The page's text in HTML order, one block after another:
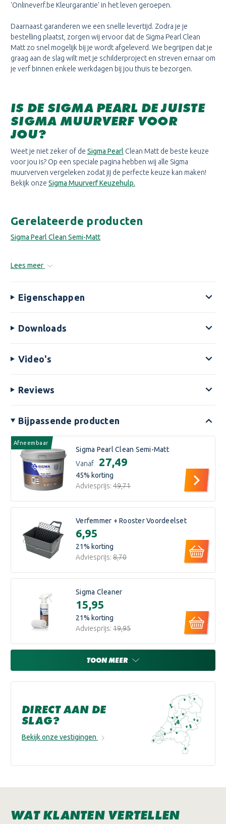
'Onlineverf.be Kleurgarantie' in het leven geroepen.
Daarnaast garanderen we een snelle levertijd. Zodra je je
bestelling plaatst, zorgen wij ervoor dat de Sigma Pearl Clean
Matt zo snel mogelijk bij je wordt afgeleverd. We begrijpen dat je
graag aan de slag wilt met je schilderproject en streven ernaar om
je verf binnen enkele werkdagen bij jou thuis te bezorgen.
IS DE SIGMA PEARL DE JUISTE
SIGMA MUURVERF VOOR
JOU?
Weet je niet zeker of de Sigma Pearl Clean Matt de beste keuze
voor jou is? Op een speciale pagina hebben wij alle Sigma
muurverven vergeleken zodat jij de perfecte keuze kan maken!
Bekijk onze Sigma Muurverf Keuzehulp.
Gerelateerde producten
Sigma Pearl Clean Semi-Matt
Lees meer
Eigenschappen
Downloads
Video's
Reviews
Bijpassende producten
Afneembaar
Sigma Pearl Clean Semi-Matt
Vanaf
€27,49
45% korting
Adviesprijs: €49,71
Verfemmer + Rooster Voordeelset
€6,95
21% korting
Adviesprijs: €8,70
Sigma Cleaner
€15,95
21% korting
Adviesprijs: €19,95
TOON MEER
DIRECT AAN DE
SLAG?
Bekijk onze vestigingen
WAT KLANTEN VERTELLEN